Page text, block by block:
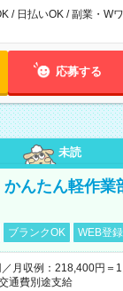
/ 日払いOK / 副業・W
応募する
未読
かんたん軽作
ブランクOK WEB登
月収例：218,400円＝
通費別途支給